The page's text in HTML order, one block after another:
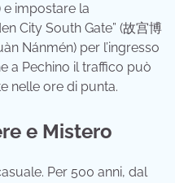
e impostare la
City South Gate” (故宫博
Nánmén) per l’ingresso
a Pechino il traffico può
nelle ore di punta.
e Mistero
Per 500 anni, dal